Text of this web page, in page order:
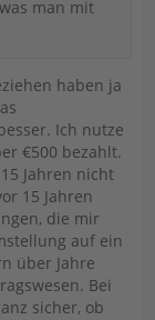
man mit
haben ja
Ich nutze
€500 bezahlt.
Jahren nicht
15 Jahren
die mir
auf ein
über Jahre
Bei
sicher, ob